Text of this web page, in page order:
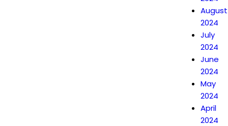
August
2024
July
2024
June
2024
May
2024
April
2024